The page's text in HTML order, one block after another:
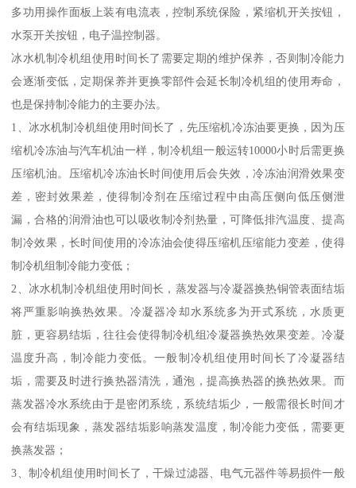
多功用操作面板上装有电流表，控制系统保险，紧缩机开关按钮，
水泵开关按钮，电子温控制器。
冰水机制冷机组使用时间长了需要定期的维护保养，否则制冷能力
会逐渐变低，定期保养并更换零部件会延长制冷机组的使用寿命，
也是保持制冷能力的主要办法。
1、冰水机制冷机组使用时间长了，先压缩机冷冻油要更换，因为压
缩机冷冻油与汽车机油一样，制冷机组一般运转10000小时后需更换
压缩机油。压缩机冷冻油长时间使用后会失效，冷冻油润滑效果变
差，密封效果差，使得制冷剂在压缩过程中由高压侧向低压侧泄
漏，合格的润滑油也可以吸收制冷剂热量，可降低排汽温度、提高
制冷效果，长时间使用的冷冻油会使得压缩机压缩能力变差，使得
制冷机组制冷能力变低；
2、冰水机制冷机组使用时间长，蒸发器与冷凝器换热铜管表面结垢
将严重影响换热效果。冷凝器冷却水系统多为开式系统，水质更
脏，更容易结垢，往往会使得制冷机组冷凝器换热效果变差。冷凝
温度升高，制冷能力变低。一般制冷机组使用时间长了冷凝器结
垢，需要及时进行换热器清洗，通泡，提高换热器的换热效果。而
蒸发器冷水系统由于是密闭系统，系统结垢少，一般需很长时间才
会有结垢现象，蒸发器结垢影响蒸发温度，制冷能力变低，需要更
换蒸发器；
3、制冷机组使用时间长了，干燥过滤器、电气元器件等易损件一般